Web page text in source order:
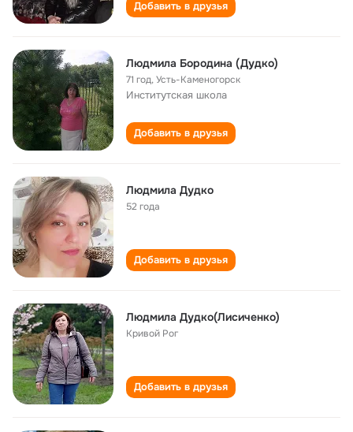
Добавить в друзья
Людмила Бородина (Дудко)
71 год,Усть-Каменогорск
Институтская школа
Добавить в друзья
Людмила Дудко
52 года
Добавить в друзья
Людмила Дудко(Лисиченко)
Кривой Рог
Добавить в друзья